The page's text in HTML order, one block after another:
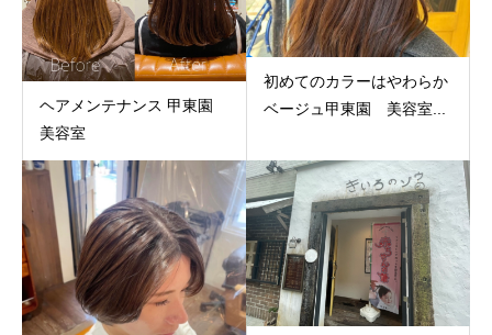
ヘアメンテナンス 甲東園
美容室
初めてのカラーはやわらか
ベージュ甲東園 美容室...